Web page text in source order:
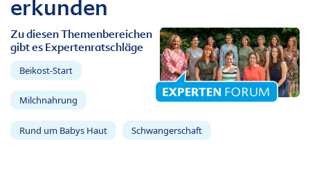
erkunden
Zu diesen Themenbereichen
gibt es Expertenratschläge
Beikost-Start
Milchnahrung
Rund um Babys Haut Schwangerschaft